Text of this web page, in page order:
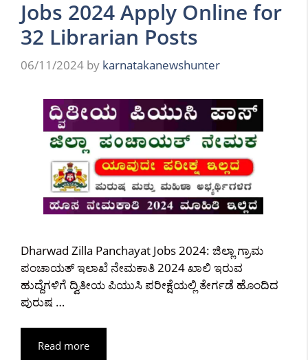
Jobs 2024 Apply Online for
32 Librarian Posts
06/11/2024 by karnatakanewshunter
Dharwad Zilla Panchayat Jobs 2024: ಜಿಲ್ಲಾ ಗ್ರಾಮ
ಪಂಚಾಯತ್ ಇಲಾಖೆ ನೇಮಕಾತಿ 2024 ಖಾಲಿ ಇರುವ
ಹುದ್ದೆಗಳಿಗೆ ದ್ವಿತೀಯ ಪಿಯುಸಿ ಪರೀಕ್ಷೆಯಲ್ಲಿ ತೇರ್ಗಡೆ ಹೊಂದಿದ
ಪುರುಷ …
Read more